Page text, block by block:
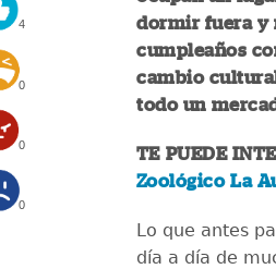
4
0
0
0
dormir fuera y
cumpleaños
cambio
todo un
TE PUEDE
Zoológico La
Lo que antes
día a día de